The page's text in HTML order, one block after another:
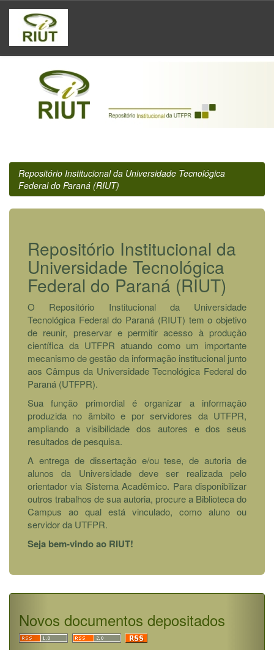
Skip
navigation
Repositório Institucional da Universidade Tecnológica
Federal do Paraná (RIUT)
Repositório Institucional da
Universidade Tecnológica
Federal do Paraná (RIUT)
O Repositório Institucional da Universidade
Tecnológica Federal do Paraná (RIUT) tem o objetivo
de reunir, preservar e permitir acesso à produção
científica da UTFPR atuando como um importante
mecanismo de gestão da informação institucional junto
aos Câmpus da Universidade Tecnológica Federal do
Paraná (UTFPR).
Sua função primordial é organizar a informação
produzida no âmbito e por servidores da UTFPR,
ampliando a visibilidade dos autores e dos seus
resultados de pesquisa.
A entrega de dissertação e/ou tese, de autoria de
alunos da Universidade deve ser realizada pelo
orientador via Sistema Acadêmico. Para disponibilizar
outros trabalhos de sua autoria, procure a Biblioteca do
Campus ao qual está vinculado, como aluno ou
servidor da UTFPR.
Seja bem-vindo ao RIUT!
Novos documentos depositados